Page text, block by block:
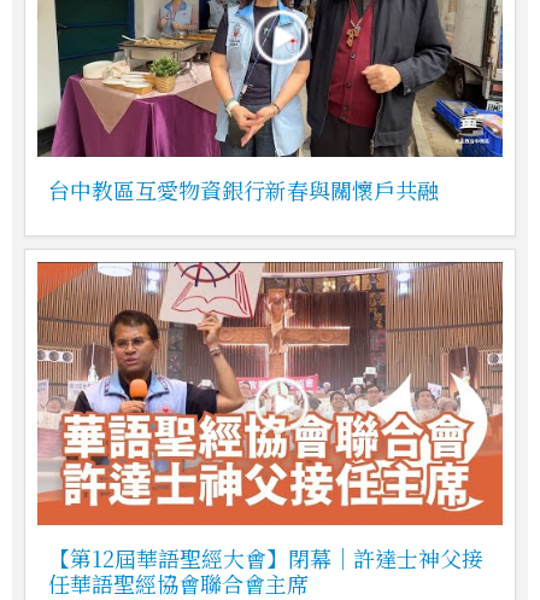
台中教區互愛物資銀行新春與關懷戶共融
【第12屆華語聖經大會】閉幕｜許達士神父接
任華語聖經協會聯合會主席